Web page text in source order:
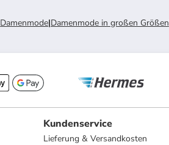
Damenmode|Damenmode in großen Größen
Kundenservice
Lieferung & Versandkosten